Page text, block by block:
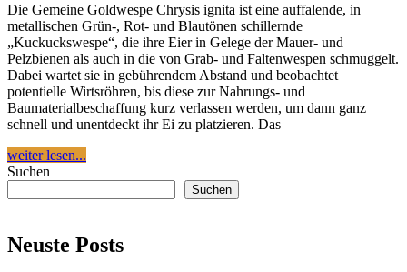
Die Gemeine Goldwespe Chrysis ignita ist eine auffalende, in
metallischen Grün-, Rot- und Blautönen schillernde
„Kuckuckswespe“, die ihre Eier in Gelege der Mauer- und
Pelzbienen als auch in die von Grab- und Faltenwespen schmuggelt.
Dabei wartet sie in gebührendem Abstand und beobachtet
potentielle Wirtsröhren, bis diese zur Nahrungs- und
Baumaterialbeschaffung kurz verlassen werden, um dann ganz
schnell und unentdeckt ihr Ei zu platzieren. Das
weiter lesen...
Suchen
Suchen
Neuste Posts